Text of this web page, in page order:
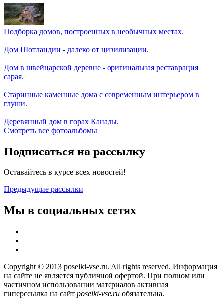
Подборка домов, построенных в необычных местах.
Дом Шотландии - далеко от цивилизации.
Дом в швейцарской деревне - оригинальная реставрация
сарая.
Старинные каменные дома с современным интерьером в
глуши.
Деревянный дом в горах Канады.
Смотреть все фотоальбомы
Подписаться на рассылку
Оставайтесь в курсе всех новостей!
Предыдущие рассылки
Мы в социальных сетях
Copyright © 2013 poselki-vse.ru. All rights reserved. Информация
на сайте не является публичной офертой. При полном или
частичном использовании материалов активная
гиперссылка на сайт poselki-vse.ru​ обязательна.